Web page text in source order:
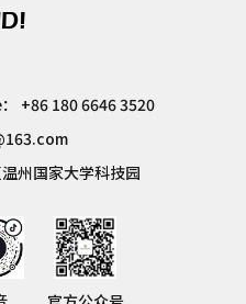
+86 180 6646 3520
州国家大学科技园